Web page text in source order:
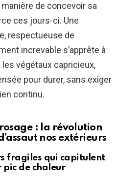
de concevoir sa
ces jours-ci. Une
respectueuse de
increvable s’apprête à
végétaux capricieux,
pour durer, sans exiger
continu.
: la révolution
nos extérieurs
fragiles qui capitulent
pic de chaleur